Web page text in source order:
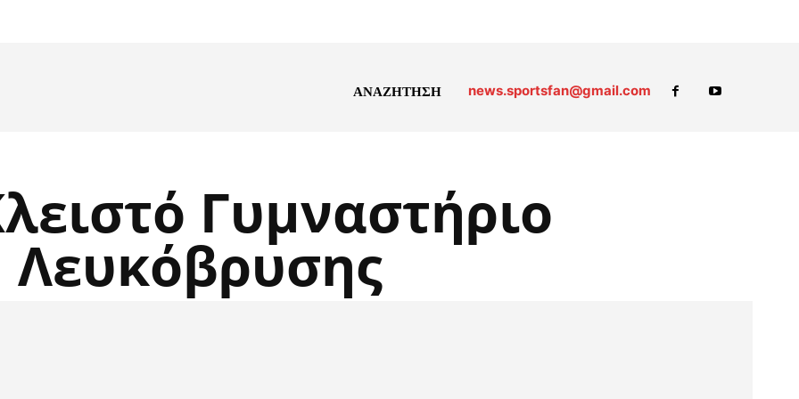
ΑΝΑΖΗΤΗΣΗ news.sportsfan@gmail.com
Γυμναστήριο
Λευκόβρυσης